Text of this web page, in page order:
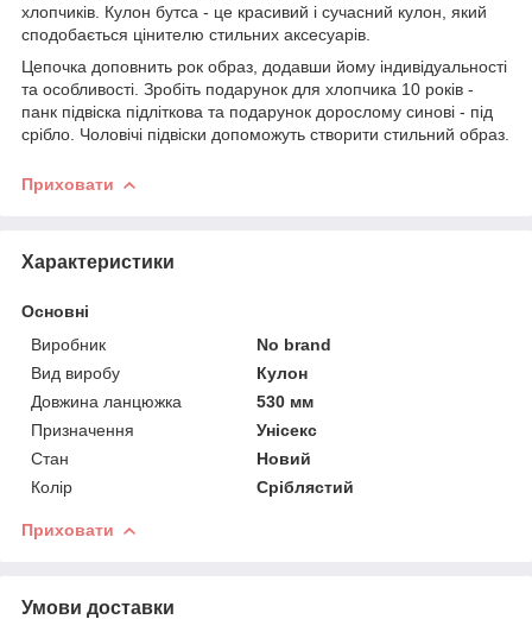
хлопчиків. Кулон бутса - це красивий і сучасний кулон, який
сподобається цінителю стильних аксесуарів.
Цепочка доповнить рок образ, додавши йому індивідуальності
та особливості. Зробіть подарунок для хлопчика 10 років -
панк підвіска підліткова та подарунок дорослому синові - під
срібло. Чоловічі підвіски допоможуть створити стильний образ.
Приховати
Характеристики
Основні
Виробник
No brand
Вид виробу
Кулон
Довжина ланцюжка
530 мм
Призначення
Унісекс
Стан
Новий
Колір
Сріблястий
Приховати
Умови доставки